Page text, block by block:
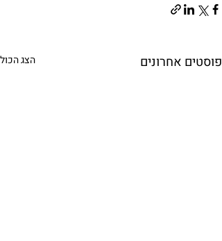
פוסטים אחרונים הצג הכול